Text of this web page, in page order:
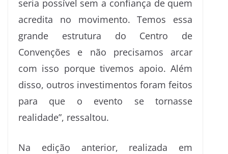
seria possível sem a confiança de quem
acredita no movimento. Temos essa
grande estrutura do Centro de
Convenções e não precisamos arcar
com isso porque tivemos apoio. Além
disso, outros investimentos foram feitos
para que o evento se tornasse
realidade”, ressaltou.
Na edição anterior, realizada em